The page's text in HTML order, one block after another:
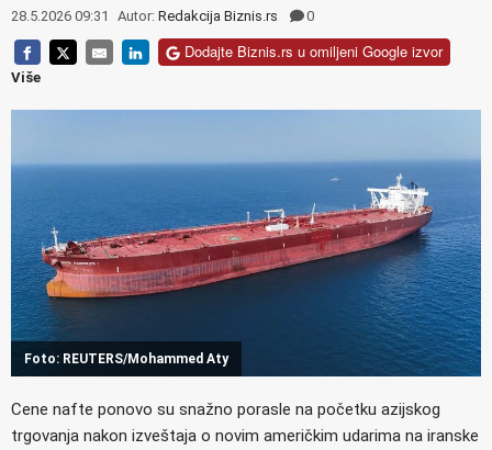
28.5.2026 09:31 Autor: Redakcija Biznis.rs 0
Dodajte Biznis.rs u omiljeni Google izvor
Više
Foto: REUTERS/Mohammed Aty
Cene nafte ponovo su snažno porasle na početku azijskog
trgovanja nakon izveštaja o novim američkim udarima na iranske